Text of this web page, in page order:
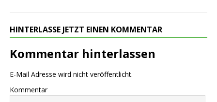
HINTERLASSE JETZT EINEN KOMMENTAR
Kommentar hinterlassen
E-Mail Adresse wird nicht veröffentlicht.
Kommentar